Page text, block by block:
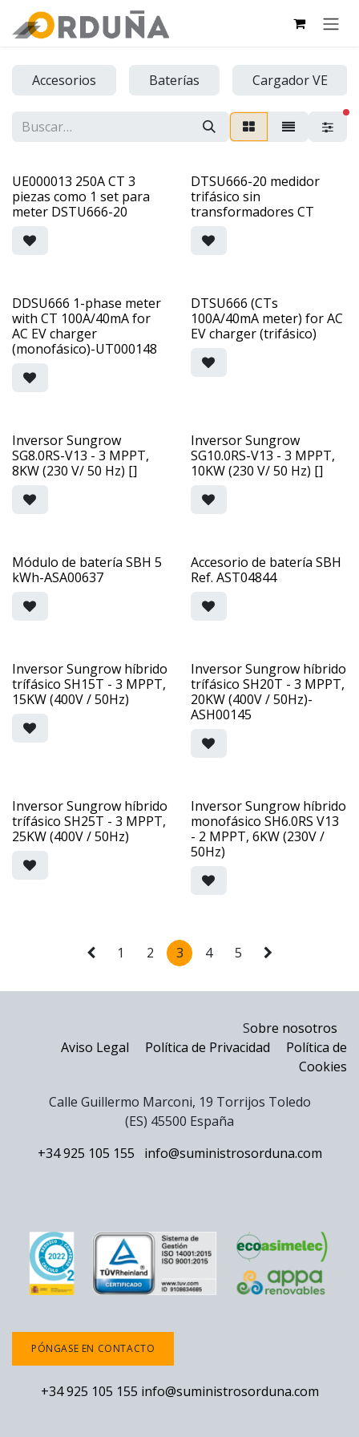
Accesorios Baterías Cargador VE
UE000013 250A CT 3
piezas como 1 set para
meter DSTU666-20
DTSU666-20 medidor
trifásico sin
transformadores CT
DDSU666 1-phase meter
with CT 100A/40mA for
AC EV charger
(monofásico)-UT000148
DTSU666 (CTs
100A/40mA meter) for AC
EV charger (trifásico)
Inversor Sungrow
SG8.0RS-V13 - 3 MPPT,
8KW (230 V/ 50 Hz) []
Inversor Sungrow
SG10.0RS-V13 - 3 MPPT,
10KW (230 V/ 50 Hz) []
Módulo de batería SBH 5
kWh-ASA00637
Accesorio de batería SBH
Ref. AST04844
Inversor Sungrow híbrido
trífásico SH15T - 3 MPPT,
15KW (400V / 50Hz)
Inversor Sungrow híbrido
trífásico SH20T - 3 MPPT,
20KW (400V / 50Hz)-
ASH00145
Inversor Sungrow híbrido
trífásico SH25T - 3 MPPT,
25KW (400V / 50Hz)
Inversor Sungrow híbrido
monofásico SH6.0RS V13
- 2 MPPT, 6KW (230V /
50Hz)
1 2 3 4 5
Sobre nosotros
Aviso Legal
Política de Privacidad
Política de
Cookies
Calle Guillermo Marconi, 19 Torrijos Toledo
(ES) 45500 España
+34 925 105 155
info@suministrosorduna.com
PÓNGASE EN CONTACTO
+34 925 105 155 info@suministrosorduna.com